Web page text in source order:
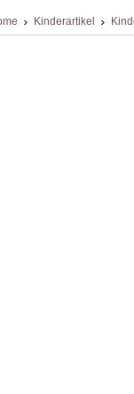
Kinderartikel